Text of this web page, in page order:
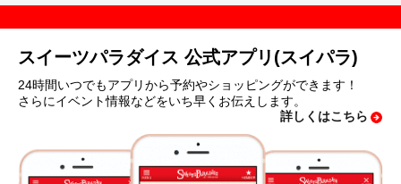
スイーツパラダイス 公式アプリ(スイパラ)
24時間いつでもアプリから予約やショッピングができます！
さらにイベント情報などをいち早くお伝えします。
詳しくはこちら